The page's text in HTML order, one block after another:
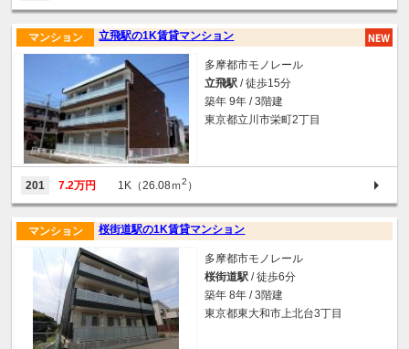
立飛駅の1K賃貸マンション
マンション
多摩都市モノレール
立飛駅 / 徒歩15分
築年 9年 / 3階建
東京都立川市栄町2丁目
201 7.2万円 1K（26.08ｍ2 ）
桜街道駅の1K賃貸マンション
マンション
多摩都市モノレール
桜街道駅 / 徒歩6分
築年 8年 / 3階建
東京都東大和市上北台3丁目